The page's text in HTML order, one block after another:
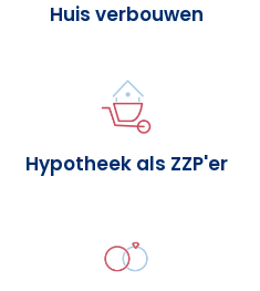
Huis verbouwen
Hypotheek als ZZP'er